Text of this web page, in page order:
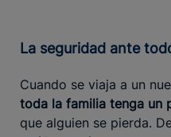
La seguridad ante
Cuando se viaja a un
toda la familia tenga un
que alguien se pierda.